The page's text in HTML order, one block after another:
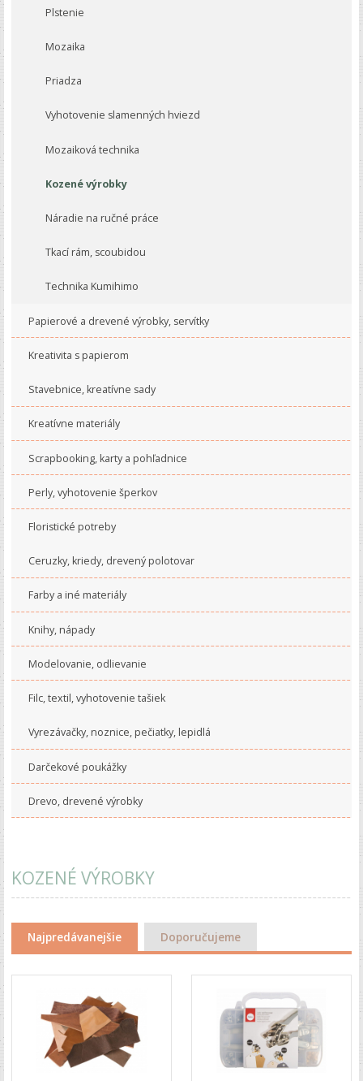
Plstenie
Mozaika
Priadza
Vyhotovenie slamenných hviezd
Mozaiková technika
Kozené výrobky
Náradie na ručné práce
Tkací rám, scoubidou
Technika Kumihimo
Papierové a drevené výrobky, servítky
Kreativita s papierom
Stavebnice, kreatívne sady
Kreatívne materiály
Scrapbooking, karty a pohľadnice
Perly, vyhotovenie šperkov
Floristické potreby
Ceruzky, kriedy, drevený polotovar
Farby a iné materiály
Knihy, nápady
Modelovanie, odlievanie
Filc, textil, vyhotovenie tašiek
Vyrezávačky, noznice, pečiatky, lepidlá
Darčekové poukážky
Drevo, drevené výrobky
KOZENÉ VÝROBKY
Najpredávanejšie Doporučujeme